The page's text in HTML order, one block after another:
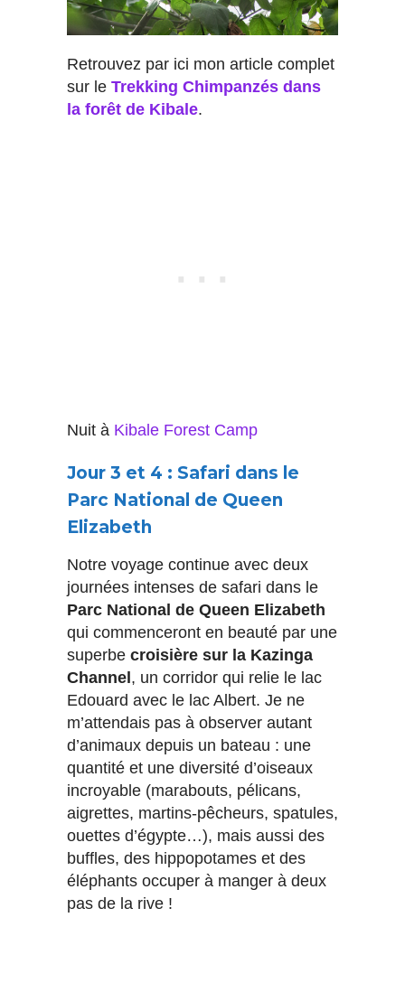
Retrouvez par ici mon article complet
sur le Trekking Chimpanzés dans
la forêt de Kibale.
Nuit à Kibale Forest Camp
Jour 3 et 4 : Safari dans le
Parc National de Queen
Elizabeth
Notre voyage continue avec deux
journées intenses de safari dans le
Parc National de Queen Elizabeth
qui commenceront en beauté par une
superbe croisière sur la Kazinga
Channel , un corridor qui relie le lac
Edouard avec le lac Albert. Je ne
m’attendais pas à observer autant
d’animaux depuis un bateau : une
quantité et une diversité d’oiseaux
incroyable (marabouts, pélicans,
aigrettes, martins-pêcheurs, spatules,
ouettes d’égypte…), mais aussi des
buffles, des hippopotames et des
éléphants occuper à manger à deux
pas de la rive !